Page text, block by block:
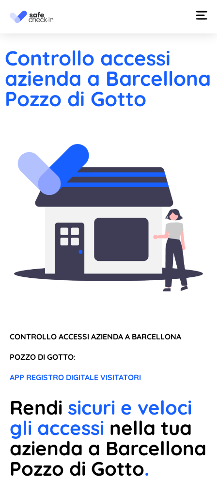
Controllo accessi
azienda a Barcellona
Pozzo di Gotto
CONTROLLO ACCESSI AZIENDA A BARCELLONA
POZZO DI GOTTO:
APP REGISTRO DIGITALE VISITATORI
Rendi sicuri e veloci
gli accessi nella tua
azienda a Barcellona
Pozzo di Gotto.